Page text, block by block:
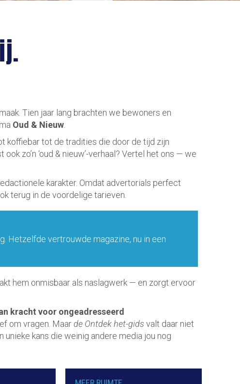
Tien jaar lang brachten we bewoners en
Oud & Nieuw
koffiebar tot de tradities die door de tijd zijn
zo’n ‘oud & nieuw’-verhaal? Vertel het ons — we
karakter. Omdat advertorials perfect
terug in de voordelige tarieven.
Hetzelfde vertrouwde magazine, nu in een
hem onmisbaar als naslagwerk — en zorgt ervoor
kracht voor ongeadresseerd
om vragen. Maarde Ontdek het-gids valt daar niet
kans die weinig andere media jou nog